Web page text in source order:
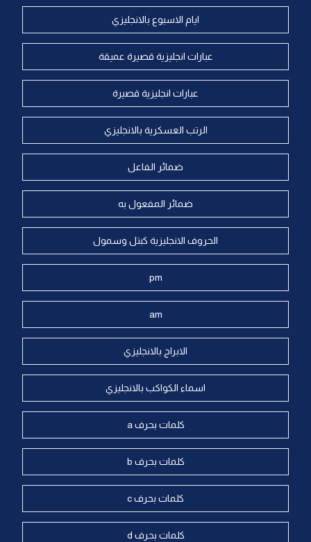
ايام الاسبوع بالانجليزي
عبارات انجليزية قصيرة عميقة
عبارات انجليزية قصيرة
الرتب العسكرية بالانجليزي
ضمائر الفاعل
ضمائر المفعول به
الحروف الانجليزية كبتل وسمول
pm
am
الابراج بالانجليزي
اسماء الكواكب بالانجليزي
كلمات بحرف a
كلمات بحرف b
كلمات بحرف c
كلمات بحرف d